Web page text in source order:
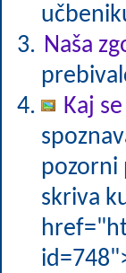
Naša
Kaj
pozorni
skriva